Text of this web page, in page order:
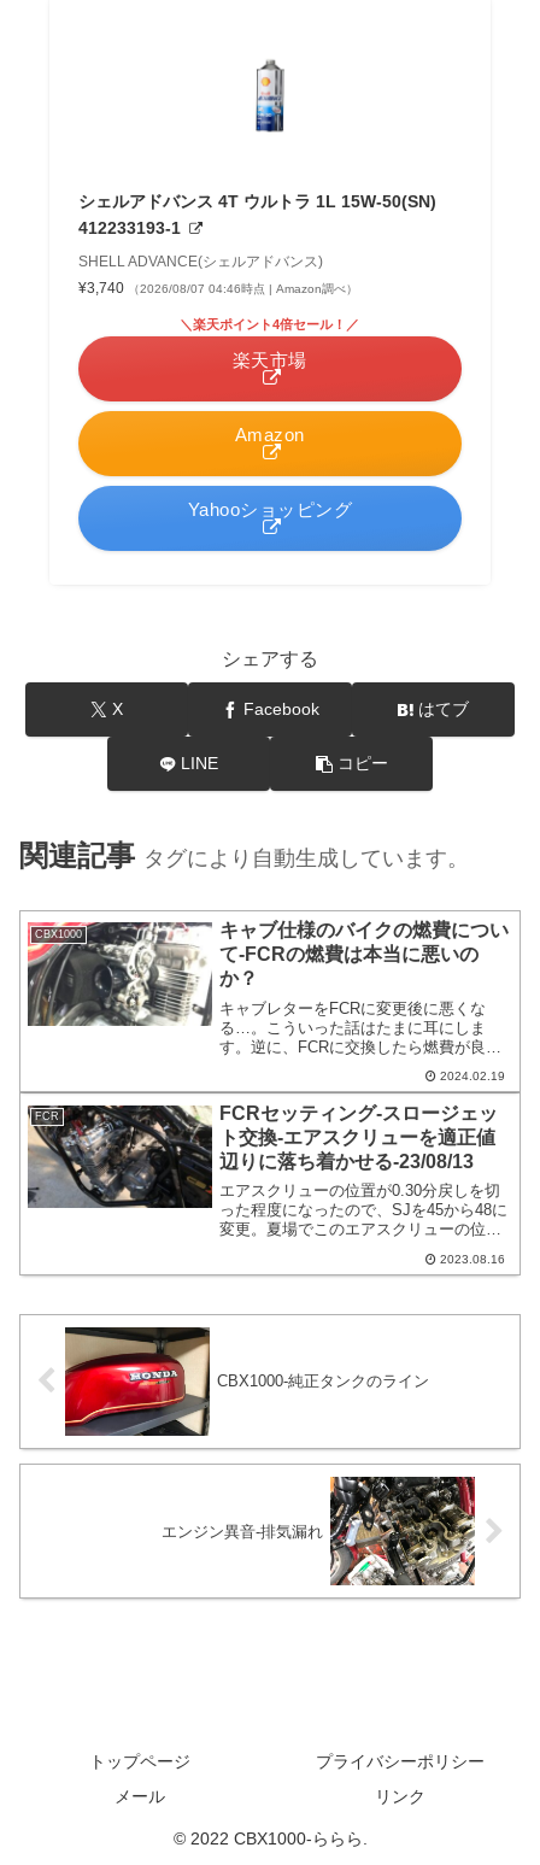
シェルアドバンス 4T ウルトラ 1L 15W-50(SN)
412233193-1
SHELL ADVANCE(シェルアドバンス)
¥3,740
（2026/08/07 04:46時点 | Amazon調べ）
Amazon
＼楽天ポイント4倍セール！／
楽天市場
Yahooショッピング
シェアする
X Facebook はてブ
LINE コピー
関連記事 タグにより自動生成しています。
CBX1000
キャブ仕様のバイクの燃費につい
て-FCRの燃費は本当に悪いの
か？
キャブレターをFCRに変更後に悪くな
る…。こういった話はたまに耳にしま
す。逆に、FCRに交換したら燃費が良く
結局どっちなのでしょうか？私が思うに
あまり変わらないような気がします。基
本的には乗り方かなと思います。
2024.02.19
FCR
FCRセッティング-スロージェッ
ト交換-エアスクリューを適正値
辺りに落ち着かせる-23/08/13
エアスクリューの位置が0.30分戻しを切
った程度になったので、SJを45から48に
変更。夏場でこのエアスクリューの位置
するのでよくはなさそうと言うのが理由
2023.08.16
CBX1000-純正タンクのライン
エンジン異音-排気漏れ
トップページ
プライバシーポリシー
メール
リンク
© 2022 CBX1000-ららら.